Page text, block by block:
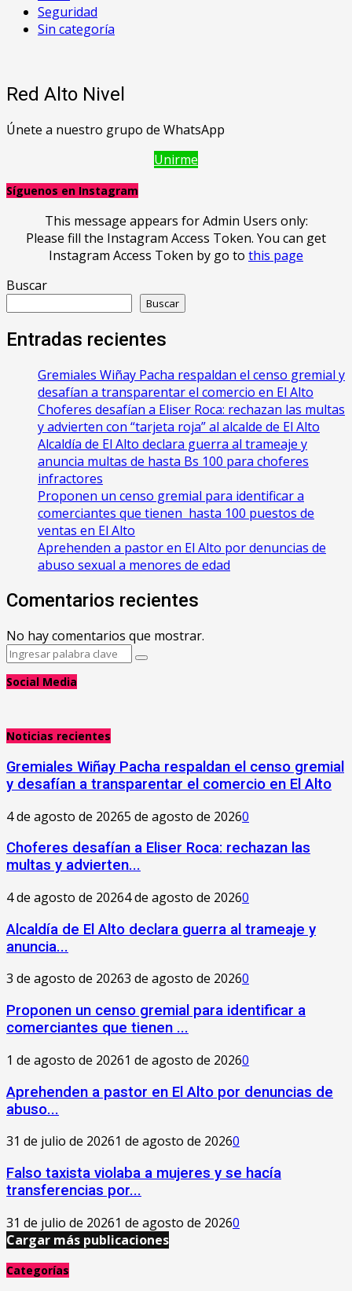
Seguridad
Sin categoría
Red Alto Nivel
Únete a nuestro grupo de WhatsApp
Unirme
Síguenos en Instagram
This message appears for Admin Users only:
Please fill the Instagram Access Token. You can get
Instagram Access Token by go to this page
Buscar
Buscar
Entradas recientes
Gremiales Wiñay Pacha respaldan el censo gremial y
desafían a transparentar el comercio en El Alto
Choferes desafían a Eliser Roca: rechazan las multas
y advierten con “tarjeta roja” al alcalde de El Alto
‎Alcaldía de El Alto declara guerra al trameaje y
anuncia multas de hasta Bs 100 para choferes
infractores
Proponen un censo gremial para identificar a
comerciantes que tienen hasta 100 puestos de
ventas en El Alto
Aprehenden a pastor en El Alto por denuncias de
abuso sexual a menores de edad
Comentarios recientes
No hay comentarios que mostrar.
Search
Search
Social Media
Noticias recientes
Gremiales Wiñay Pacha respaldan el censo gremial
y desafían a transparentar el comercio en El Alto
4 de agosto de 20265 de agosto de 20260
Choferes desafían a Eliser Roca: rechazan las
multas y advierten...
4 de agosto de 20264 de agosto de 20260
‎Alcaldía de El Alto declara guerra al trameaje y
anuncia...
3 de agosto de 20263 de agosto de 20260
Proponen un censo gremial para identificar a
comerciantes que tienen ...
1 de agosto de 20261 de agosto de 20260
Aprehenden a pastor en El Alto por denuncias de
abuso...
31 de julio de 20261 de agosto de 20260
Falso taxista violaba a mujeres y se hacía
transferencias por...
31 de julio de 20261 de agosto de 20260
Cargar más publicaciones
Categorías